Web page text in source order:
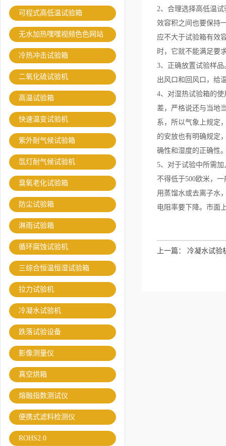
可程式高低温试验箱
无水加热嘿嘿视频色色网站
冷热冲击试验箱
二氧化硫试验机
高温试验箱
快速温变试验机
紫外耐气候试验箱
氙灯耐气候试验机
臭氧老化试验箱
防尘试验箱
淋雨试验箱
循环腐蚀试验机
三综合恒温恒湿试验箱
拉力试验机
冷凝水试验机
跌落试验设备
影像测量仪
真空烘箱
熔融指数测试仪
便携式滤料检测仪
ROHS2.0
2、合理选择高低温
效容积之间也要保持
应不大于试验箱有效
时，它就不能满足要
3、正确放置试验样
出风口和回风口，给
4、对湿热试验箱的
差，严格说还与当地
系，所以气象上规定
的安放也有明确规定
确性和湿度的正确性
5、对于试验中所需
不得低于500欧米，
用蒸馏水或去离子水
电阻率要下降。市面
上一篇： 冷凝水试验